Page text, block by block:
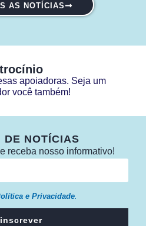
AS NOTÍCIAS
apoiadoras. Seja um
você também!
DE NOTÍCIAS
receba nosso informativo!
e Privacidade.